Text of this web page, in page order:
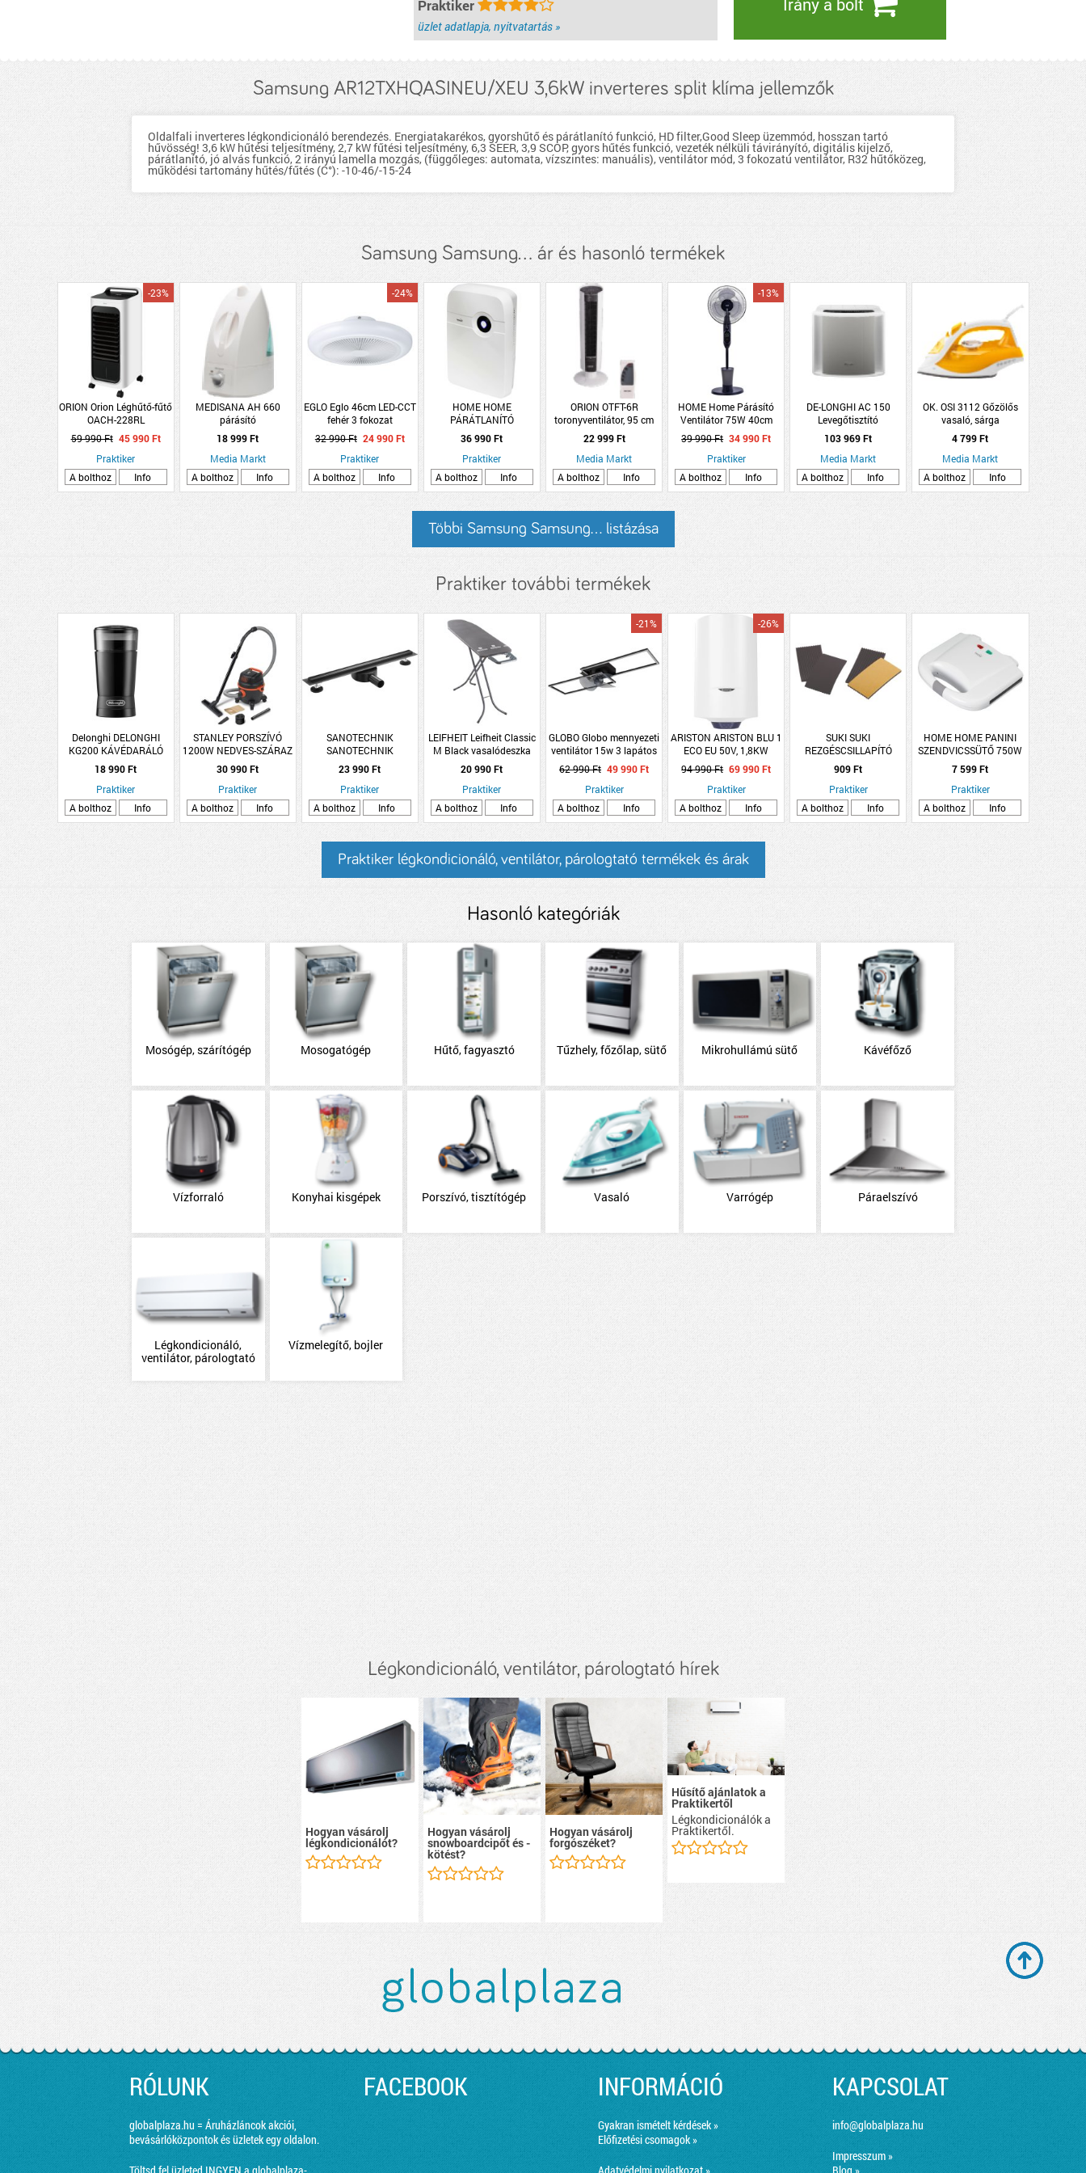
Praktiker
üzlet adatlapja, nyitvatartás »
Samsung AR12TXHQASINEU/XEU 3,6kW inverteres split klíma jellemzők
Oldalfali inverteres légkondicionáló berendezés. Energiatakarékos, gyorshűtő és párátlanító funkció, HD filter,Good Sleep üzemmód, hosszan tartó
hűvösség! 3,6 kW hűtési teljesítmény, 2,7 kW fűtési teljesítmény, 6,3 SEER, 3,9 SCOP, gyors hűtés funkció, vezeték nélküli távirányító, digitális kijelző,
párátlanító, jó alvás funkció, 2 irányú lamella mozgás, (függőleges: automata, vízszintes: manuális), ventilátor mód, 3 fokozatú ventilátor, R32 hűtőközeg,
működési tartomány hűtés/fűtés (C°): -10-46/-15-24
Samsung Samsung... ár és hasonló termékek
ORION Orion Léghűtő-fűtő
OACH-228RL
1000/2000W 5L
-23%
59 990 Ft 45 990 Ft
Praktiker
A bolthoz
Info
MEDISANA AH 660
párásító
18 999 Ft
Media Markt
A bolthoz
Info
EGLO Eglo 46cm LED-CCT
fehér 3 fokozat
mennyezeti ventilátor
-24%
32 990 Ft 24 990 Ft
Praktiker
A bolthoz
Info
HOME HOME
PÁRÁTLANÍTÓ
700ML/NAP, 1,6 L
TARTÁLY
36 990 Ft
Praktiker
A bolthoz
Info
ORION OTFT-6R
toronyventilátor, 95 cm
22 999 Ft
Media Markt
A bolthoz
Info
HOME Home Párásító
Ventilátor 75W 40cm
Fekete 43x127x40cm
-13%
39 990 Ft 34 990 Ft
Praktiker
A bolthoz
Info
DE-LONGHI AC 150
Levegőtisztító
103 969 Ft
Media Markt
A bolthoz
Info
OK. OSI 3112 Gőzölős
vasaló, sárga
4 799 Ft
Media Markt
A bolthoz
Info
Többi Samsung Samsung... listázása
Praktiker további termékek
Delonghi DELONGHI
KG200 KÁVÉDARÁLÓ
170W
18 990 Ft
Praktiker
A bolthoz
Info
STANLEY PORSZÍVÓ
1200W NEDVES-SZÁRAZ
15L B&amp;D BXVC15PE
30 990 Ft
Praktiker
A bolthoz
Info
SANOTECHNIK
SANOTECHNIK
ZUHANYFOLYÓKA SLIM
80 CM FEKETE
23 990 Ft
Praktiker
A bolthoz
Info
LEIFHEIT Leifheit Classic
M Black vasalódeszka
120x38cm
20 990 Ft
Praktiker
A bolthoz
Info
GLOBO Globo mennyezeti
ventilátor 15w 3 lapátos
téglalap dizájn
-21%
62 990 Ft 49 990 Ft
Praktiker
A bolthoz
Info
ARISTON ARISTON BLU 1
ECO EU 50V, 1,8KW
ELEKTROMOS BOJLER
50L
-26%
94 990 Ft 69 990 Ft
Praktiker
A bolthoz
Info
SUKI SUKI
REZGÉSCSILLAPÍTÓ
70X35MM FEKETE
2DB/CSM
909 Ft
Praktiker
A bolthoz
Info
HOME HOME PANINI
SZENDVICSSÜTŐ 750W
TAPADÁSMENTES
7 599 Ft
Praktiker
A bolthoz
Info
Praktiker légkondicionáló, ventilátor, párologtató termékek és árak
Hasonló kategóriák
Mosógép, szárítógép Mosogatógép Hűtő, fagyasztó Tűzhely, főzőlap, sütő Mikrohullámú sütő Kávéfőző
Vízforraló Konyhai kisgépek Porszívó, tisztítógép Vasaló Varrógép Páraelszívó
Légkondicionáló,
ventilátor, párologtató
Vízmelegítő, bojler
Légkondicionáló, ventilátor, párologtató hírek
Hogyan vásárolj
légkondicionálót?
Hogyan vásárolj
snowboardcipőt és -
kötést?
Hogyan vásárolj
forgószéket?
Hűsítő ajánlatok a
Praktikertől
Légkondicionálók a
Praktikertől.
RÓLUNK
globalplaza.hu = Áruházláncok akciói,
bevásárlóközpontok és üzletek egy oldalon.
Töltsd fel üzleted INGYEN a globalplaza-
FACEBOOK INFORMÁCIÓ
Gyakran ismételt kérdések »
Előfizetési csomagok »
Adatvédelmi nyilatkozat »
KAPCSOLAT
info@globalplaza.hu
Impresszum »
Blog »